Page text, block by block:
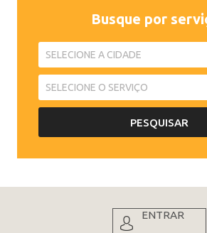
Busque por
ENTRAR